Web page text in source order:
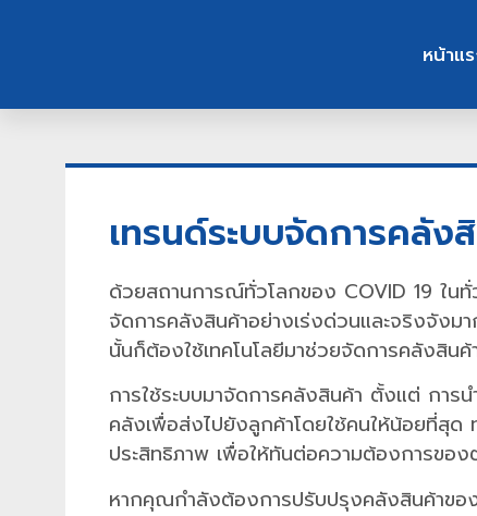
หน้าแ
เทรนด์ระบบจัดการคลั
ด้วยสถานการณ์ทั่วโลกของ COVID 19 ใน
จัดการคลังสินค้าอย่างเร่งด่วนและจริงจัง
นั้นก็ต้องใช้เทคโนโลยีมาช่วยจัดการคลังสินค้
การใช้ระบบมาจัดการคลังสินค้า ตั้งแต่ การ
คลังเพื่อส่งไปยังลูกค้าโดยใช้คนให้น้อยที่สุ
ประสิทธิภาพ เพื่อให้ทันต่อความต้องการขอ
หากคุณกำลังต้องการปรับปรุงคลังสินค้าข